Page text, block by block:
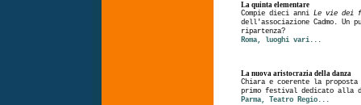
La quinta elementare
Compie dieci anni Le vie dei
dell'associazione Cadmo. Un
ripartenza?
Roma, luoghi vari...
La nuova aristocrazia della danza
Chiara e coerente la proposta
primo festival dedicato alla
Parma, Teatro Regio...